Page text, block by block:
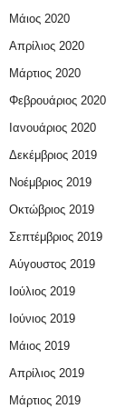
Μάιος 2020
Απρίλιος 2020
Μάρτιος 2020
Φεβρουάριος 2020
Ιανουάριος 2020
Δεκέμβριος 2019
Νοέμβριος 2019
Οκτώβριος 2019
Σεπτέμβριος 2019
Αύγουστος 2019
Ιούλιος 2019
Ιούνιος 2019
Μάιος 2019
Απρίλιος 2019
Μάρτιος 2019